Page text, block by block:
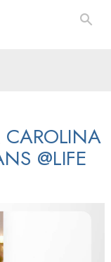
CAROLINA
@LIFE